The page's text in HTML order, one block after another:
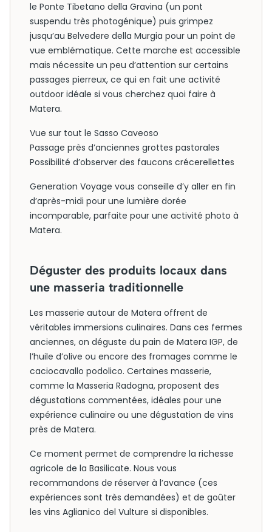
le Ponte Tibetano della Gravina (un pont
suspendu très photogénique) puis grimpez
jusqu’au Belvedere della Murgia pour un point de
vue emblématique. Cette marche est accessible
mais nécessite un peu d’attention sur certains
passages pierreux, ce qui en fait une activité
outdoor idéale si vous cherchez quoi faire à
Matera.
Vue sur tout le Sasso Caveoso
Passage près d’anciennes grottes pastorales
Possibilité d’observer des faucons crécerellettes
Generation Voyage vous conseille d’y aller en fin
d’après-midi pour une lumière dorée
incomparable, parfaite pour une activité photo à
Matera.
Déguster des produits locaux dans
une masseria traditionnelle
Les masserie autour de Matera offrent de
véritables immersions culinaires. Dans ces fermes
anciennes, on déguste du pain de Matera IGP, de
l’huile d’olive ou encore des fromages comme le
caciocavallo podolico. Certaines masserie,
comme la Masseria Radogna, proposent des
dégustations commentées, idéales pour une
expérience culinaire ou une dégustation de vins
près de Matera.
Ce moment permet de comprendre la richesse
agricole de la Basilicate. Nous vous
recommandons de réserver à l’avance (ces
expériences sont très demandées) et de goûter
les vins Aglianico del Vulture si disponibles.